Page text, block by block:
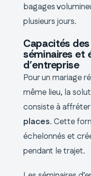
bagages
plusieurs jours.
Capacités
séminaires et
d’entreprise
Pour un mariage
même lieu, la
consiste à affréter
places. Cette
échelonnés et
pendant le trajet.